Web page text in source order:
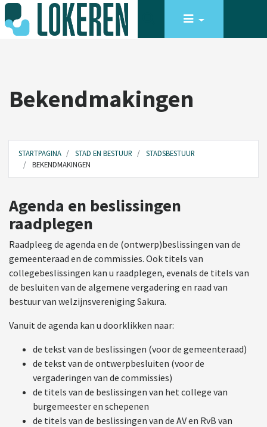
Bekendmakingen
STARTPAGINA STAD EN BESTUUR
STADSBESTUUR
BEKENDMAKINGEN
Agenda en beslissingen
raadplegen
Raadpleeg de agenda en de (ontwerp)beslissingen van de
gemeenteraad en de commissies. Ook titels van
collegebeslissingen kan u raadplegen, evenals de titels van
de besluiten van de algemene vergadering en raad van
bestuur van welzijnsvereniging Sakura.
Vanuit de agenda kan u doorklikken naar:
de tekst van de beslissingen (voor de gemeenteraad)
de tekst van de ontwerpbesluiten (voor de
vergaderingen van de commissies)
de titels van de beslissingen van het college van
burgemeester en schepenen
de titels van de beslissingen van de AV en RvB van